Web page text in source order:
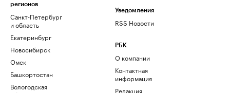
регионов
Санкт-Петербург
и область
Екатеринбург
Новосибирск
Омск
Башкортостан
Вологодская
Уведомления
RSS Новости
РБК
О компании
Контактная
информация
Редакция